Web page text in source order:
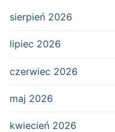
sierpień 2026
lipiec 2026
czerwiec 2026
maj 2026
kwiecień 2026